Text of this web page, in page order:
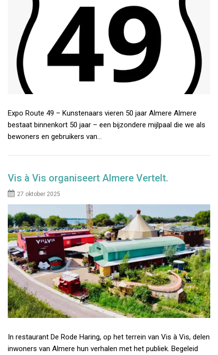
Expo Route 49 – Kunstenaars vieren 50 jaar Almere Almere
bestaat binnenkort 50 jaar – een bijzondere mijlpaal die we als
bewoners en gebruikers van…
Vis à Vis organiseert Almere Vertelt.
27 oktober 2025
In restaurant De Rode Haring, op het terrein van Vis à Vis, delen
inwoners van Almere hun verhalen met het publiek. Begeleid